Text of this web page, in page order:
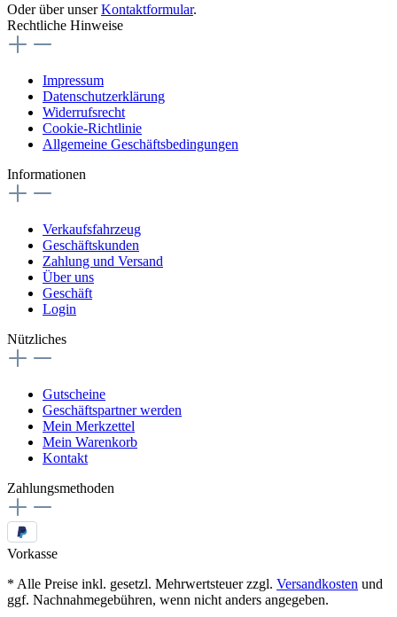
Oder über unserKontaktformular.
Rechtliche Hinweise
Impressum
Datenschutzerklärung
Widerrufsrecht
Cookie-Richtlinie
Allgemeine Geschäftsbedingungen
Informationen
Verkaufsfahrzeug
Geschäftskunden
Zahlung und Versand
Über uns
Geschäft
Login
Nützliches
Gutscheine
Geschäftspartner werden
Mein Merkzettel
Mein Warenkorb
Kontakt
Zahlungsmethoden
Vorkasse
* Alle Preise inkl. gesetzl. Mehrwertsteuer zzgl. Versandkosten und
ggf. Nachnahmegebühren, wenn nicht anders angegeben.